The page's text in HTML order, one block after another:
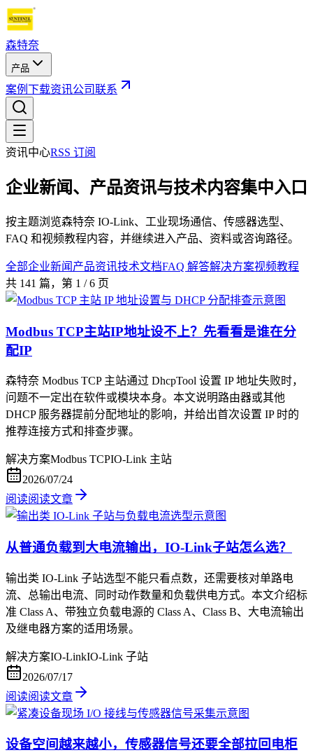
森特奈
产品
案例 下载资讯公司联系
资讯中心RSS 订阅
企业新闻、产品资讯与技术内容集中入口
按主题浏览森特奈 IO-Link、工业现场通信、传感器选型、
FAQ 和视频教程内容，并继续进入产品、资料或咨询路径。
全部企业新闻 产品资讯技术文档FAQ 解答解决方案视频教程
共 141 篇，第 1 / 6 页
Modbus TCP主站IP地址设不上？先看看是谁在分
配IP
森特奈 Modbus TCP 主站通过 DhcpTool 设置 IP 地址失败时，
问题不一定出在软件或模块本身。本文说明路由器或其他
DHCP 服务器提前分配地址的影响，并给出首次设置 IP 时的
推荐连接方式和排查步骤。
解决方案Modbus TCPIO-Link 主站
2026/07/24
阅读阅读文章
从普通负载到大电流输出，IO-Link子站怎么选？
输出类 IO-Link 子站选型不能只看点数，还需要核对单路电
流、总输出电流、同时动作数量和负载供电方式。本文介绍标
准 Class A、带独立负载电源的 Class A、Class B、大电流输出
及继电器方案的适用场景。
解决方案IO-LinkIO-Link 子站
2026/07/17
阅读阅读文章
设备空间越来越小，传感器信号还要全部拉回电柜